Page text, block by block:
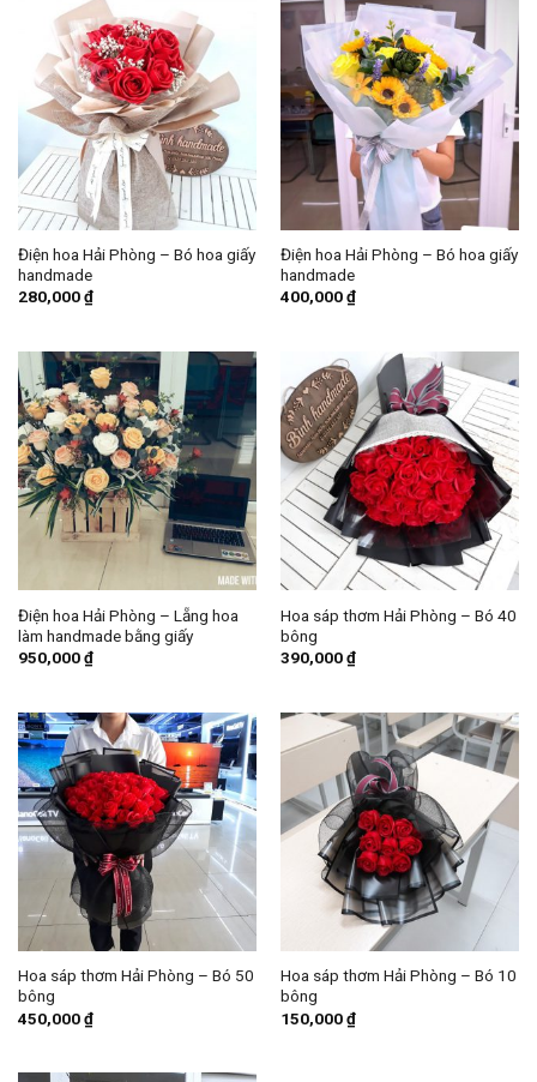
Điện hoa Hải Phòng – Bó hoa giấy
handmade
280,000₫
Điện hoa Hải Phòng – Bó hoa giấy
handmade
400,000₫
Điện hoa Hải Phòng – Lẵng hoa
làm handmade bằng giấy
950,000₫
Hoa sáp thơm Hải Phòng – Bó 40
bông
390,000₫
Hoa sáp thơm Hải Phòng – Bó 50
bông
450,000₫
Hoa sáp thơm Hải Phòng – Bó 10
bông
150,000₫